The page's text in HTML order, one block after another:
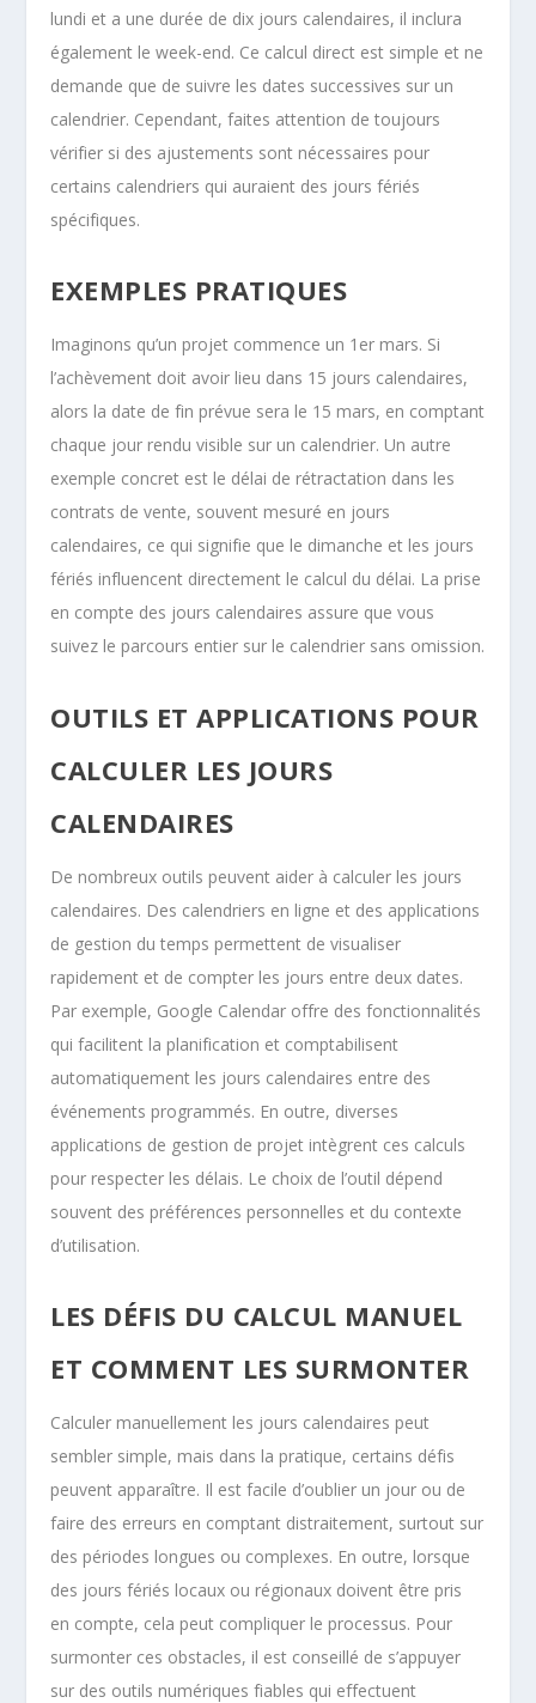
lundi et a une durée de dix jours calendaires, il inclura
également le week-end. Ce calcul direct est simple et ne
demande que de suivre les dates successives sur un
calendrier. Cependant, faites attention de toujours
vérifier si des ajustements sont nécessaires pour
certains calendriers qui auraient des jours fériés
spécifiques.
EXEMPLES PRATIQUES
Imaginons qu’un projet commence un 1er mars. Si
l’achèvement doit avoir lieu dans 15 jours calendaires,
alors la date de fin prévue sera le 15 mars, en comptant
chaque jour rendu visible sur un calendrier. Un autre
exemple concret est le délai de rétractation dans les
contrats de vente, souvent mesuré en jours
calendaires, ce qui signifie que le dimanche et les jours
fériés influencent directement le calcul du délai. La prise
en compte des jours calendaires assure que vous
suivez le parcours entier sur le calendrier sans omission.
OUTILS ET APPLICATIONS POUR
CALCULER LES JOURS
CALENDAIRES
De nombreux outils peuvent aider à calculer les jours
calendaires. Des calendriers en ligne et des applications
de gestion du temps permettent de visualiser
rapidement et de compter les jours entre deux dates.
Par exemple, Google Calendar offre des fonctionnalités
qui facilitent la planification et comptabilisent
automatiquement les jours calendaires entre des
événements programmés. En outre, diverses
applications de gestion de projet intègrent ces calculs
pour respecter les délais. Le choix de l’outil dépend
souvent des préférences personnelles et du contexte
d’utilisation.
LES DÉFIS DU CALCUL MANUEL
ET COMMENT LES SURMONTER
Calculer manuellement les jours calendaires peut
sembler simple, mais dans la pratique, certains défis
peuvent apparaître. Il est facile d’oublier un jour ou de
faire des erreurs en comptant distraitement, surtout sur
des périodes longues ou complexes. En outre, lorsque
des jours fériés locaux ou régionaux doivent être pris
en compte, cela peut compliquer le processus. Pour
surmonter ces obstacles, il est conseillé de s’appuyer
sur des outils numériques fiables qui effectuent